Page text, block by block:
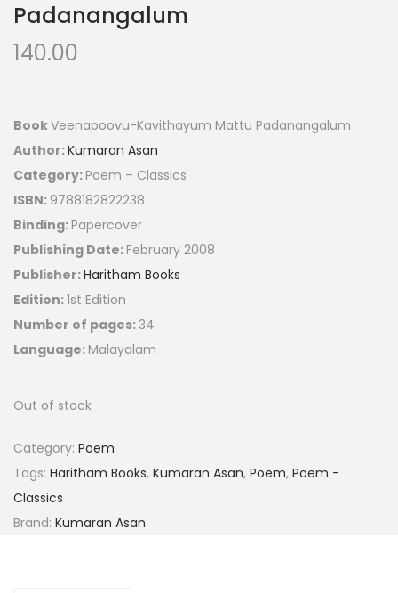
Padanangalum
140.00
BookVeenapoovu-Kavithayum Mattu Padanangalum
Author:Kumaran Asan
Category: Poem – Classics
ISBN: 9788182822238
Binding: Papercover
Publishing Date: February 2008
Publisher:Haritham Books
Edition:1st Edition
Number of pages:34
Language: Malayalam
Out of stock
Category: Poem
Tags: Haritham Books, Kumaran Asan, Poem, Poem -
Classics
Brand: Kumaran Asan